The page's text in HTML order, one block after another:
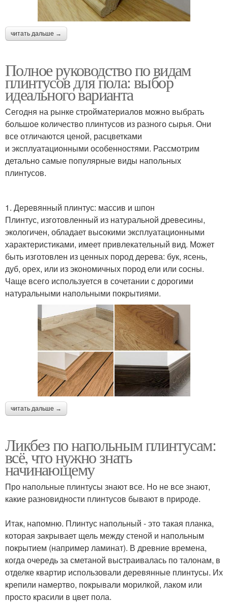
читать дальше →
Полное руководство по видам
плинтусов для пола: выбор
идеального варианта
Сегодня на рынке стройматериалов можно выбрать
большое количество плинтусов из разного сырья. Они
все отличаются ценой, расцветками
и эксплуатационными особенностями. Рассмотрим
детально самые популярные виды напольных
плинтусов.
1. Деревянный плинтус: массив и шпон
Плинтус, изготовленный из натуральной древесины,
экологичен, обладает высокими эксплуатационными
характеристиками, имеет привлекательный вид. Может
быть изготовлен из ценных пород дерева: бук, ясень,
дуб, орех, или из экономичных пород ели или сосны.
Чаще всего используется в сочетании с дорогими
натуральными напольными покрытиями.
читать дальше →
Ликбез по напольным плинтусам:
всё, что нужно знать
начинающему
Про напольные плинтусы знают все. Но не все знают,
какие разновидности плинтусов бывают в природе.
Итак, напомню. Плинтус напольный - это такая планка,
которая закрывает щель между стеной и напольным
покрытием (например ламинат). В древние времена,
когда очередь за сметаной выстраивалась по талонам, в
отделке квартир использовали деревянные плинтусы. Их
крепили намертво, покрывали морилкой, лаком или
просто красили в цвет пола.